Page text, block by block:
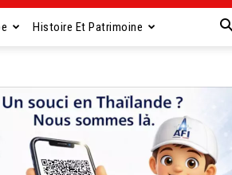
Histoire Et Patrimoine